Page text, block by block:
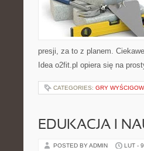
presji, za to z planem.
Idea o2fit.pl opiera się na
CATEGORIES: GRY
EDUKACJA I
POSTED BY ADMIN LUT -